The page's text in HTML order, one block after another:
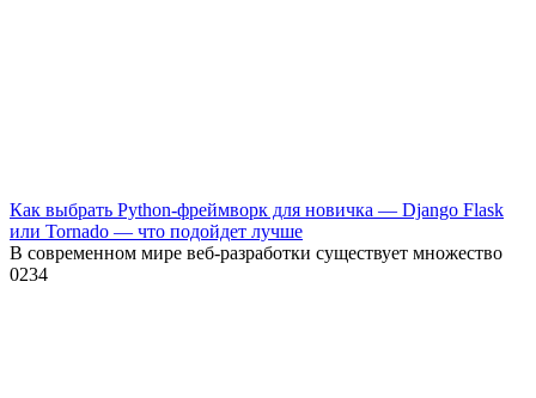
Как выбрать Python-фреймворк для новичка — Django Flask
или Tornado — что подойдет лучше
В современном мире веб-разработки существует множество
0234